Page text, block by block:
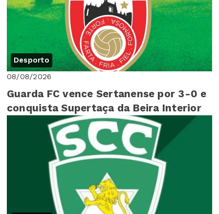
Desporto
08/08/2026
Guarda FC vence Sertanense por 3-0 e
conquista Supertaça da Beira Interior